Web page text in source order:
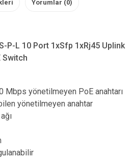
Yorumlar (0)
P-L 10 Port 1xSfp 1xRj45 Uplink
Switch
yönetilmeyen PoE anahtarı
yönetilmeyen anahtar